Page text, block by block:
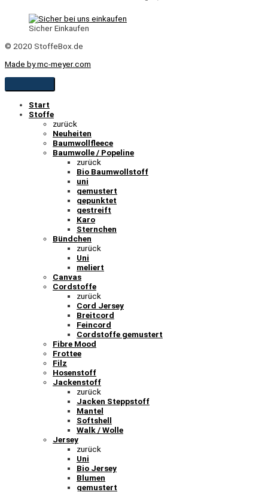
Sicher Einkaufen
© 2020 StoffeBox.de
Made by mc-meyer.com
Start
Stoffe
zurück
Neuheiten
Baumwollfleece
Baumwolle / Popeline
zurück
Bio Baumwollstoff
uni
gemustert
gepunktet
gestreift
Karo
Sternchen
Bündchen
zurück
Uni
meliert
Canvas
Cordstoffe
zurück
Cord Jersey
Breitcord
Feincord
Cordstoffe gemustert
Fibre Mood
Frottee
Filz
Hosenstoff
Jackenstoff
zurück
Jacken Steppstoff
Mantel
Softshell
Walk / Wolle
Jersey
zurück
Uni
Bio Jersey
Blumen
gemustert